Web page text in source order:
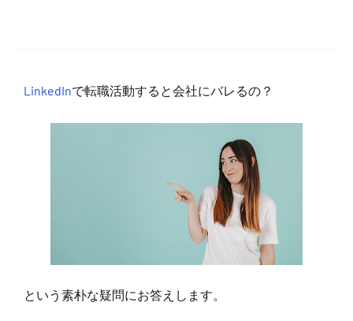
LinkedInで転職活動すると会社にバレるの？
という素朴な疑問にお答えします。